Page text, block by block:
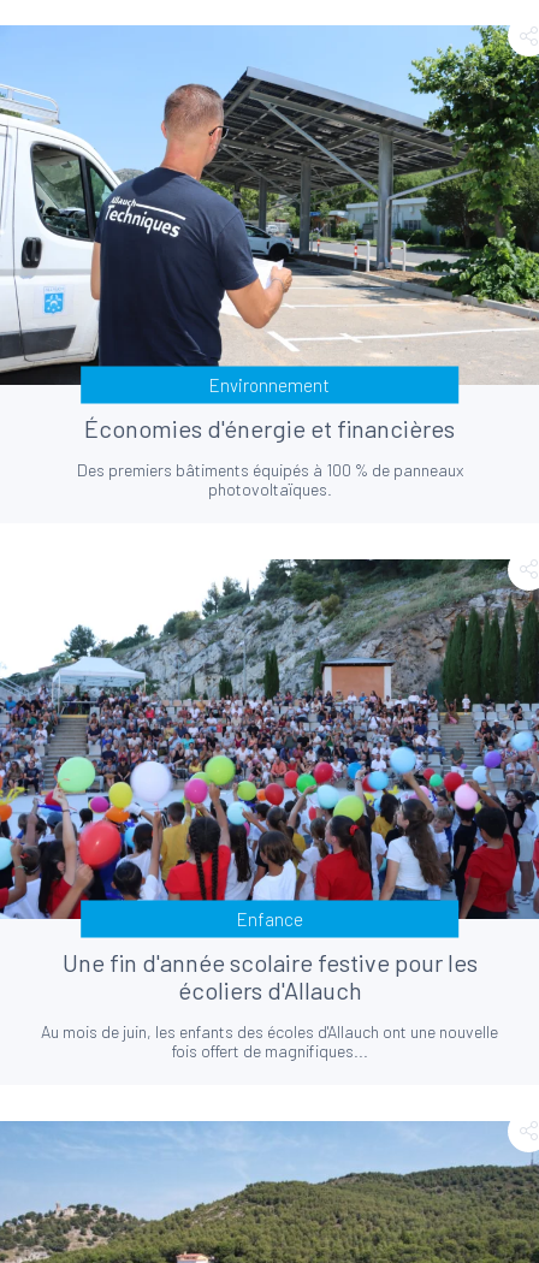
Environnement
Économies d'énergie et financières
Des premiers bâtiments équipés à 100 % de panneaux
photovoltaïques.
Enfance
Une fin d'année scolaire festive pour les
écoliers d'Allauch
Au mois de juin, les enfants des écoles d'Allauch ont une nouvelle
fois offert de magnifiques...